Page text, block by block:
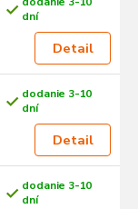
dní
Detail
dodanie 3-10
dní
Detail
dodanie 3-10
dní